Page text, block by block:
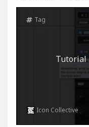
Tutorial
Tag
Icon Collective